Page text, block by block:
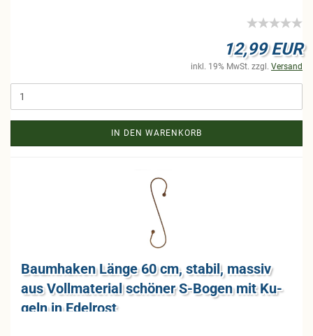
12,99 EUR
inkl. 19% MwSt. zzgl. Versand
IN DEN WARENKORB
Baum­ha­ken Länge 60 cm, sta­bil, mas­siv
aus Voll­ma­te­ri­al schö­ner S-​Bogen mit Ku­
geln in Edel­rost